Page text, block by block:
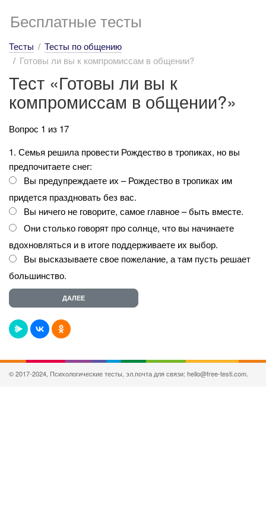
Бесплатные тесты
Тесты
Тесты по общению
Готовы ли вы к компромиссам в общении?
Тест «Готовы ли вы к
компромиссам в общении?»
Вопрос 1 из 17
1. Семья решила провести Рождество в тропиках, но вы
предпочитаете снег:
Вы предупреждаете их – Рождество в тропиках им
придется праздновать без вас.
Вы ничего не говорите, самое главное – быть вместе.
Они столько говорят про солнце, что вы начинаете
вдохновляться и в итоге поддерживаете их выбор.
Вы высказываете свое пожелание, а там пусть решает
большинство.
© 2017-2024, Психологические тесты, эл.почта для связи: hello@free-testi.com.